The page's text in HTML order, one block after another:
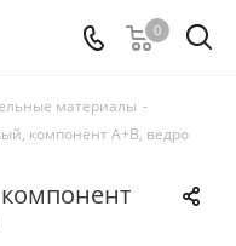
0
материалы -
компонент А+В, ведро